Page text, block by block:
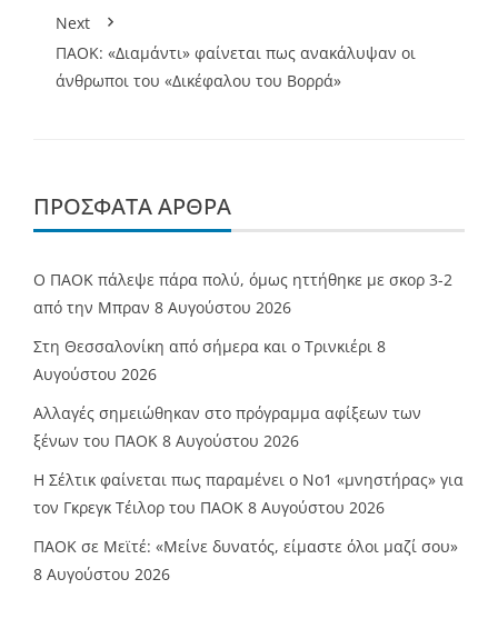
Next
ΠΑΟΚ: «Διαμάντι» φαίνεται πως ανακάλυψαν οι
άνθρωποι του «Δικέφαλου του Βορρά»
ΠΡΌΣΦΑΤΑ ΆΡΘΡΑ
Ο ΠΑΟΚ πάλεψε πάρα πολύ, όμως ηττήθηκε με σκορ 3-2
από την Μπραν 8 Αυγούστου 2026
Στη Θεσσαλονίκη από σήμερα και ο Τρινκιέρι 8
Αυγούστου 2026
Αλλαγές σημειώθηκαν στο πρόγραμμα αφίξεων των
ξένων του ΠΑΟΚ 8 Αυγούστου 2026
Η Σέλτικ φαίνεται πως παραμένει ο Νο1 «μνηστήρας» για
τον Γκρεγκ Τέιλορ του ΠΑΟΚ 8 Αυγούστου 2026
ΠΑΟΚ σε Μεϊτέ: «Μείνε δυνατός, είμαστε όλοι μαζί σου»
8 Αυγούστου 2026